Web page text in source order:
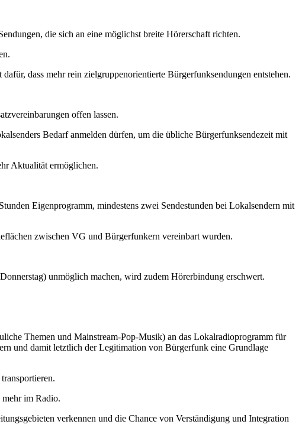
die sich an eine möglichst breite Hörerschaft richten.
dass mehr rein zielgruppenorientierte Bürgerfunksendungen entstehen.
offen lassen.
Bedarf anmelden dürfen, um die übliche Bürgerfunksendezeit mit
Aktualität ermöglichen.
Eigenprogramm, mindestens zwei Sendestunden bei Lokalsendern mit
zwischen VG und Bürgerfunkern vereinbart wurden.
unmöglich machen, wird zudem Hörerbindung erschwert.
Themen und Mainstream-Pop-Musik) an das Lokalradioprogramm für
und damit letztlich der Legitimation von Bürgerfunk eine Grundlage
im Radio.
verkennen und die Chance von Verständigung und Integration